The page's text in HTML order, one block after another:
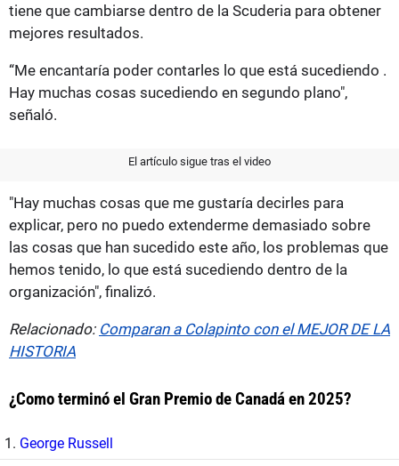
tiene que cambiarse dentro de la Scuderia para obtener
mejores resultados.
“Me encantaría poder contarles lo que está sucediendo .
Hay muchas cosas sucediendo en segundo plano",
señaló.
El artículo sigue tras el video
"Hay muchas cosas que me gustaría decirles para
explicar, pero no puedo extenderme demasiado sobre
las cosas que han sucedido este año, los problemas que
hemos tenido, lo que está sucediendo dentro de la
organización", finalizó.
Relacionado: Comparan a Colapinto con el MEJOR DE LA
HISTORIA
¿Como terminó el Gran Premio de Canadá en 2025?
1. George Russell